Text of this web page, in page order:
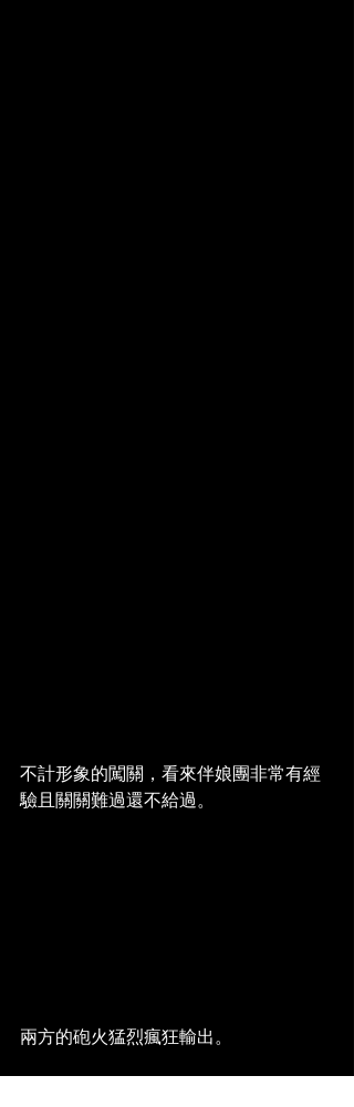
不計形象的闖關，看來伴娘團非常有經
驗且關關難過還不給過。
兩方的砲火猛烈瘋狂輸出。